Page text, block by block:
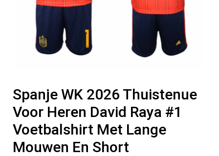
Spanje WK 2026 Thuistenue
Voor Heren David Raya #1
Voetbalshirt Met Lange
Mouwen En Short